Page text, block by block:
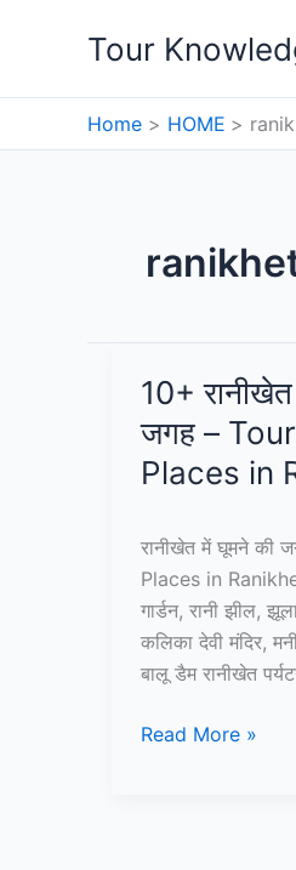
Tour
Home HOME
10+
जगह –
Places in
रानीखेत में घूमने की
Places in
गार्डन, रानी झील,
कलिका देवी मंदिर,
बालू डैम रानीखेत
10+
Read More »